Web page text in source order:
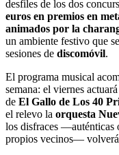
desfiles de los dos
euros en premios en
animados por la
un ambiente festivo que
sesiones de discomóvil.
El programa musical
semana: el viernes
de El Gallo de Los 40
el relevo la orquesta
los disfraces —auténticas
propios vecinos—